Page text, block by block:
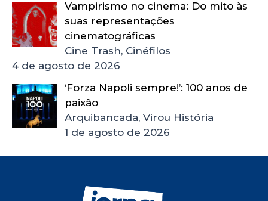
Vampirismo no cinema: Do mito às
suas representações
cinematográficas
Cine Trash, Cinéfilos
4 de agosto de 2026
‘Forza Napoli sempre!’: 100 anos de
paixão
Arquibancada, Virou História
1 de agosto de 2026